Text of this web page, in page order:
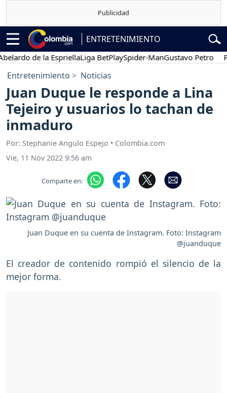
ENTRETENIMIENTO
de la EspriellaLiga BetPlaySpider-ManGustavo Petro
Entretenimiento Noticias
Juan Duque le responde a Lina
Tejeiro y usuarios lo tachan de
inmaduro
Por: Stephanie Angulo Espejo • Colombia.com
Vie, 11 Nov 2022 9:56 am
Comparte en:
Juan Duque en su cuenta de Instagram. Foto: Instagram
@juanduque
El creador de contenido rompió el silencio de la
mejor forma.